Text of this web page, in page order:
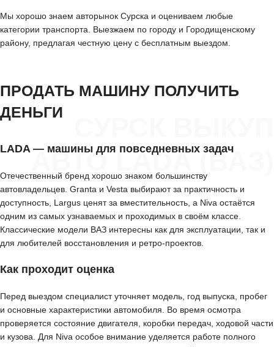
Мы хорошо знаем авторынок Сурска и оцениваем любые
категории транспорта. Выезжаем по городу и Городищенскому
району, предлагая честную цену с бесплатным выездом.
АВТО LADA (ВАЗ)
ПРОДАТЬ МАШИНУ ПОЛУЧИТЬ
ДЕНЬГИ
LADA — машины для повседневных задач
Отечественный бренд хорошо знаком большинству
автовладельцев. Granta и Vesta выбирают за практичность и
доступность, Largus ценят за вместительность, а Niva остаётся
одним из самых узнаваемых и проходимых в своём классе.
Классические модели ВАЗ интересны как для эксплуатации, так и
для любителей восстановления и ретро-проектов.
Как проходит оценка
Перед выездом специалист уточняет модель, год выпуска, пробег
и основные характеристики автомобиля. Во время осмотра
проверяется состояние двигателя, коробки передач, ходовой части
и кузова. Для Niva особое внимание уделяется работе полного